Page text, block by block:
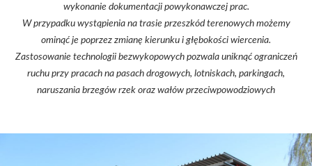
wykonanie dokumentacji powykonawczej prac.
W przypadku wystąpienia na trasie przeszkód terenowych możemy
ominąć je poprzez zmianę kierunku i głębokości wiercenia.
Zastosowanie technologii bezwykopowych pozwala uniknąć ograniczeń
ruchu przy pracach na pasach drogowych, lotniskach, parkingach,
naruszania brzegów rzek oraz wałów przeciwpowodziowych